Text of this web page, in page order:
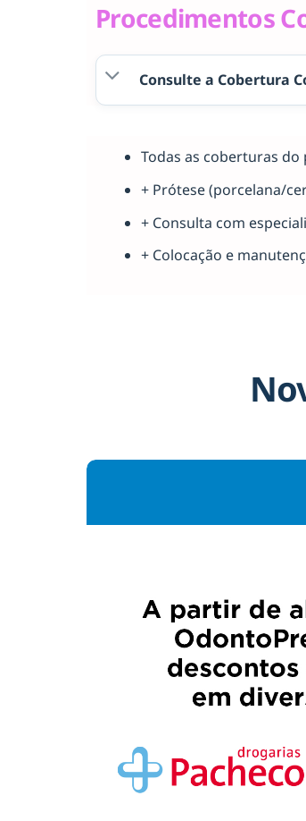
Procedimentos
Consulte a Cobertura
Todas as coberturas do
+ Prótese (porcelana/
+ Consulta com
+ Colocação e